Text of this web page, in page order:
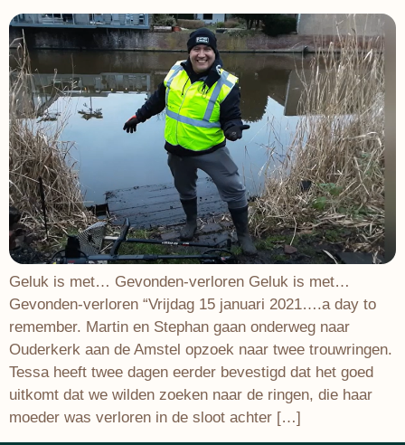
Geluk is met… Gevonden-verloren Geluk is met…
Gevonden-verloren “Vrijdag 15 januari 2021….a day to
remember. Martin en Stephan gaan onderweg naar
Ouderkerk aan de Amstel opzoek naar twee trouwringen.
Tessa heeft twee dagen eerder bevestigd dat het goed
uitkomt dat we wilden zoeken naar de ringen, die haar
moeder was verloren in de sloot achter […]